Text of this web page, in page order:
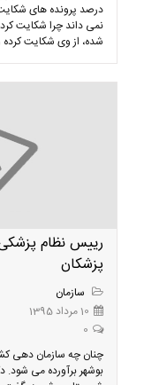
درصد پرونده های
نمی داند چرا شکایت
شده، از وی شکایت کرده
رییس نظام
پزشکان
سازمان
10 مرداد 1395
0
چنان چه سازمان دهی
بوشهر برآورده می